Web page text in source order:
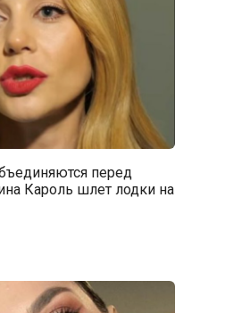
перед
Кароль шлет лодки на